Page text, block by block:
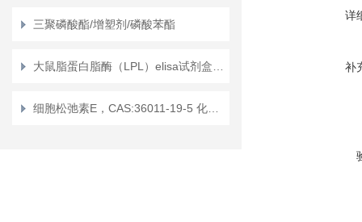
三聚磷酸酯/增塑剂/磷酸苯酯
详
补